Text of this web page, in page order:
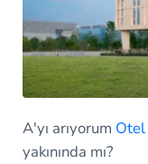
A'yı arıyorum Otel
yakınında mı?